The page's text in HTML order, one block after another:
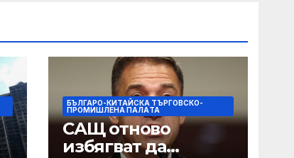
БЪЛГАРО-КИТАЙСКА ТЪРГОВСКО-
ПРОМИШЛЕНА ПАЛAТА
САЩ отново
избягват да